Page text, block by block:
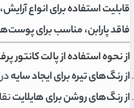
قابلیت استفاده برای انواع
فاقد پارابن، مناسب برای
از نحوه استفاده از پالت کانتور
از رنگ‌های تیره برای ایجاد سایه
از رنگ‌های روشن برای هایلایت